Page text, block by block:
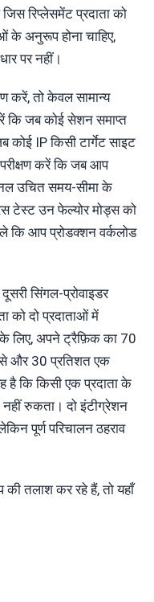
रिप्लेसमेंट प्रदाता को
अनुरूप होना चाहिए,
पर नहीं।
करें, तो केवल सामान्य
कि जब कोई सेशन समाप्त
कोई IP किसी टार्गेट साइट
परीक्षण करें कि जब आप
उचित समय-सीमा के
टेस्ट उन फेल्योर मोड्स को
कि आप प्रोडक्शन वर्कलोड
सिंगल-प्रोवाइडर
को दो प्रदाताओं में
के लिए, अपने ट्रैफ़िक का 70
से और 30 प्रतिशत एक
कि किसी एक प्रदाता के
रुकता। दो इंटीग्रेशन
पूर्ण परिचालन ठहराव
तलाश कर रहे हैं, तो यहाँ